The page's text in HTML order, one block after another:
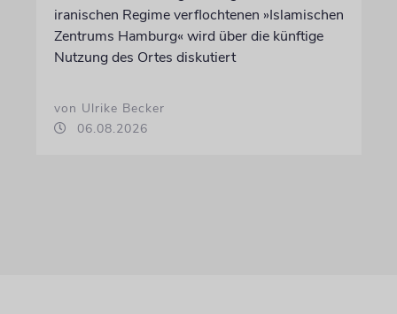
iranischen Regime verflochtenen »Islamischen
Zentrums Hamburg« wird über die künftige
Nutzung des Ortes diskutiert
von Ulrike Becker
06.08.2026